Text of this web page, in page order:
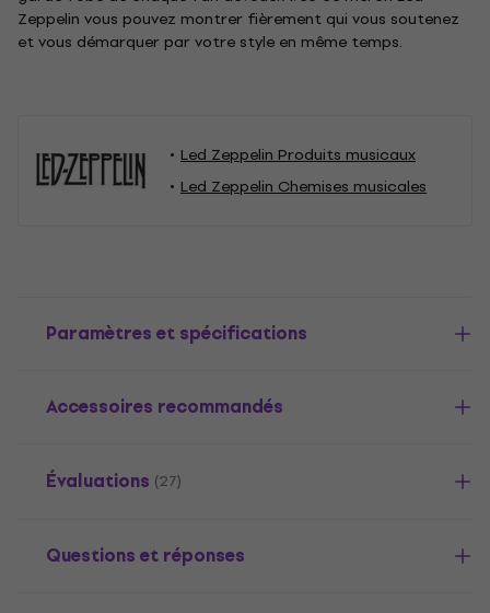
Zeppelin vous pouvez montrer fièrement qui vous soutenez
et vous démarquer par votre style en même temps.
Led Zeppelin Produits musicaux
Led Zeppelin Chemises musicales
Paramètres et spécifications
Accessoires recommandés
Évaluations (27)
Questions et réponses